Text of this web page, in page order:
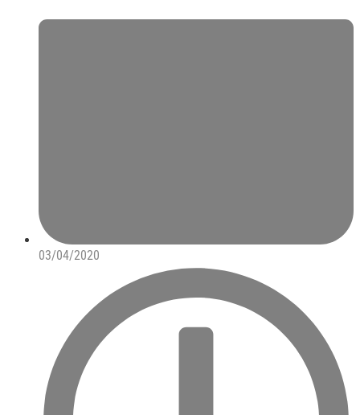
03/04/2020